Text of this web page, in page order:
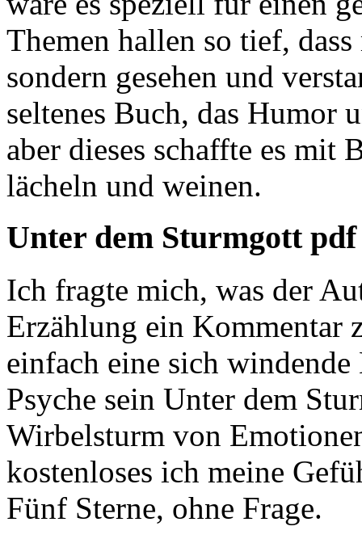
Themen hallen so tief,
sondern gesehen und
seltenes Buch, das Humor
aber dieses schaffte es mit
lächeln und weinen.
Unter dem Sturmgott pdf
Ich fragte mich, was der
Erzählung ein Kommentar
einfach eine sich
Psyche sein Unter dem
Wirbelsturm von
kostenloses ich meine
Fünf Sterne, ohne Frage.